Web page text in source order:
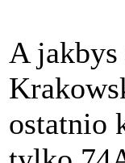
A
ostatnio